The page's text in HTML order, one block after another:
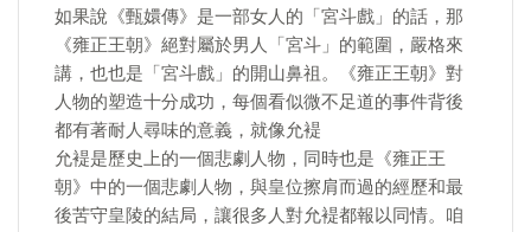
如果說《甄嬛傳》是一部女人的「宮斗戲」的話，那
《雍正王朝》絕對屬於男人「宮斗」的範圍，嚴格來
講，也也是「宮斗戲」的開山鼻祖。《雍正王朝》對
人物的塑造十分成功，每個看似微不足道的事件背後
都有著耐人尋味的意義，就像允褆
允褆是歷史上的一個悲劇人物，同時也是《雍正王
朝》中的一個悲劇人物，與皇位擦肩而過的經歷和最
後苦守皇陵的結局，讓很多人對允褆都報以同情。咱